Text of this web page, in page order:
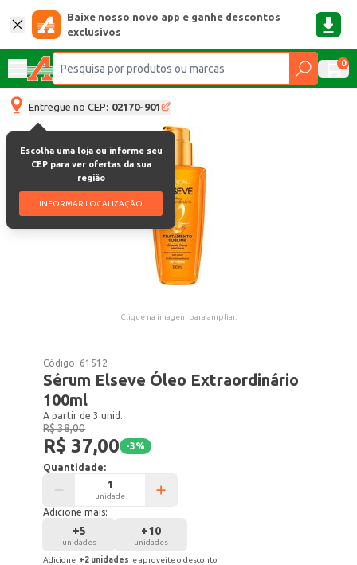
Baixe nosso novo app e ganhe descontos
exclusivos
0
Entregue no CEP: 02170-901
Escolha uma loja ou informe seu
CEP para ver ofertas da sua
região
INFORMAR LOCALIZAÇÃO
Clique na imagem para ampliar.
Código: 61512
Sérum Elseve Óleo Extraordinário
100ml
A partir de 3 unid.
R$ 38,00
R$ 37,00 -3%
Quantidade:
unidade
Adicione mais:
+5
unidades
+10
unidades
Adicione +2 unidades e aproveite o desconto